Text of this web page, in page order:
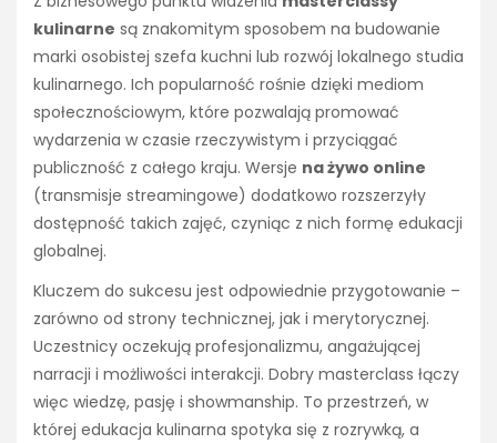
kulinarne są znakomitym sposobem na budowanie
marki osobistej szefa kuchni lub rozwój lokalnego studia
kulinarnego. Ich popularność rośnie dzięki mediom
społecznościowym, które pozwalają promować
wydarzenia w czasie rzeczywistym i przyciągać
publiczność z całego kraju. Wersje na żywo online
(transmisje streamingowe) dodatkowo rozszerzyły
dostępność takich zajęć, czyniąc z nich formę edukacji
globalnej.
Kluczem do sukcesu jest odpowiednie przygotowanie –
zarówno od strony technicznej, jak i merytorycznej.
Uczestnicy oczekują profesjonalizmu, angażującej
narracji i możliwości interakcji. Dobry masterclass łączy
więc wiedzę, pasję i showmanship. To przestrzeń, w
której edukacja kulinarna spotyka się z rozrywką, a